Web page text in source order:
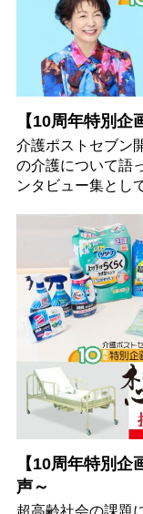
【10周年特別企
介護ポストセブン
の介護について語
ンタビュー集とし
【10周年特別
声～
超高齢社会の課題